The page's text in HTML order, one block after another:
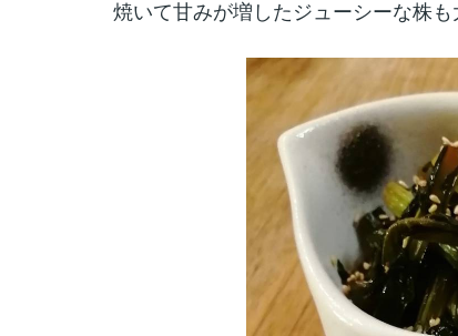
焼いて甘みが増したジューシーな株も